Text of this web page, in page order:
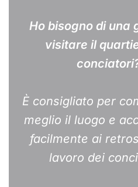
Ho bisogno di una
visitare il
È consigliato per
meglio il luogo e
facilmente ai
lavoro dei